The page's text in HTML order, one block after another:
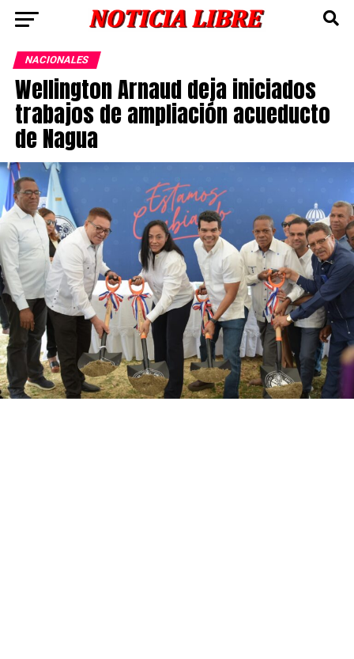
NACIONALES
Wellington Arnaud deja iniciados
trabajos de ampliación acueducto
de Nagua